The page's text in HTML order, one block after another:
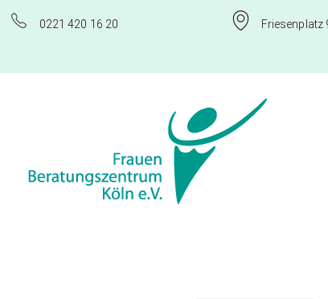
0221 420 16 20 Friesenplatz